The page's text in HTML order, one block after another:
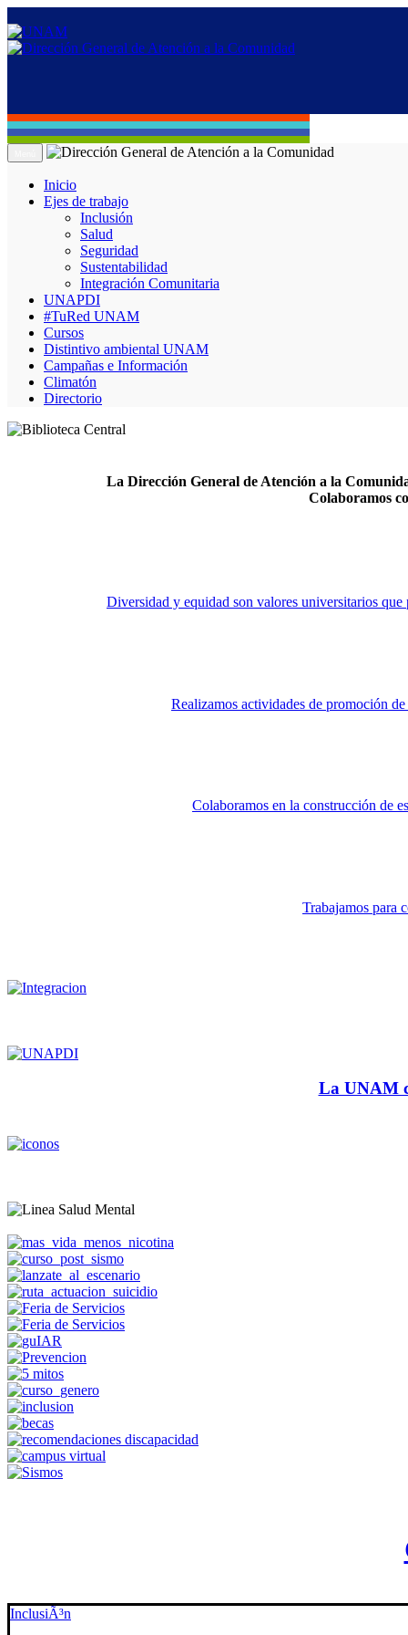
Inicio
Ejes de trabajo
Inclusión
Salud
Seguridad
Sustentabilidad
Integración Comunitaria
UNAPDI
#TuRed UNAM
Cursos
Distintivo ambiental UNAM
Campañas e Información
Climatón
Directorio
La Dirección General de Atención a la
Colaboramos
Diversidad y equidad son valores universitarios que
Realizamos actividades de promoción
Colaboramos en la construcción de
Trabajamos para
La UNAM
InclusiÃ³n